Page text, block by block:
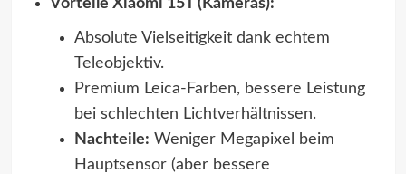
Vorteile Xiaomi 15T (Kameras):
Absolute Vielseitigkeit dank echtem
Teleobjektiv.
Premium Leica-Farben, bessere Leistung
bei schlechten Lichtverhältnissen.
Nachteile: Weniger Megapixel beim
Hauptsensor (aber bessere